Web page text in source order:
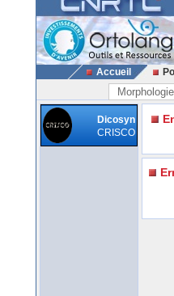
Accueil
Morphologie
Dicosyn
CRISCO